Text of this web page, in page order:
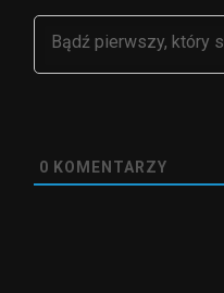
0 KOMENTARZY